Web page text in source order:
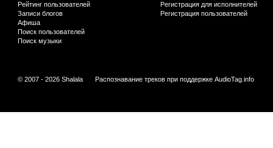
Рейтинг пользователей
Записи блогов
Афиша
Поиск пользователей
Поиск музыки
Регистрация для исполнителей
Регистрация пользователей
© 2007 - 2026 Shalala Распознавание треков при поддержке AudioTag.info